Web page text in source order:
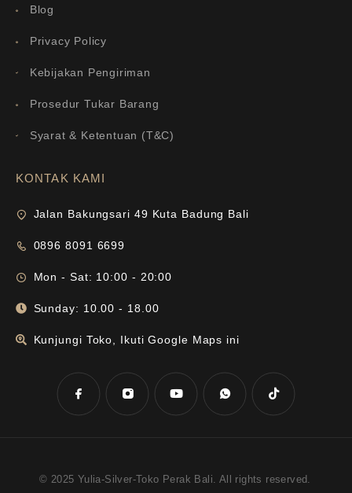
Blog
Privacy Policy
Kebijakan Pengiriman
Prosedur Tukar Barang
Syarat & Ketentuan (T&C)
KONTAK KAMI
Jalan Bakungsari 49 Kuta Badung Bali
0896 8091 6699
Mon - Sat: 10:00 - 20:00
Sunday: 10.00 - 18.00
Kunjungi Toko, Ikuti Google Maps ini
© 2025 Yulia-Silver-Toko Perak Bali. All rights reserved.